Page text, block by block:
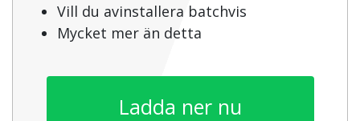
Vill du avinstallera batchvis
Mycket mer än detta
Ladda ner nu